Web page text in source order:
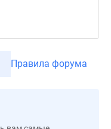
Правила форума